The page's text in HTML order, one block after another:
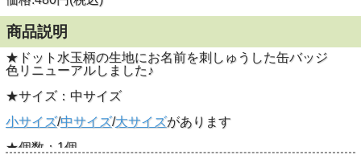
商品説明
★ドット水玉柄の生地にお名前を刺しゅうした缶バッジ
色リニューアルしました♪
★サイズ：中サイズ
小サイズ/中サイズ/大サイズがあります
★個数：1個